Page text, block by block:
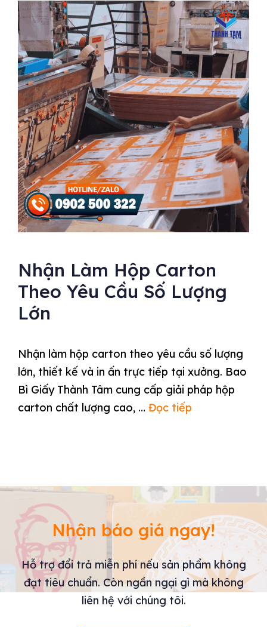
Nhận Làm Hộp Carton
Theo Yêu Cầu Số Lượng
Lớn
Nhận làm hộp carton theo yêu cầu số lượng
lớn, thiết kế và in ấn trực tiếp tại xưởng. Bao
Bì Giấy Thành Tâm cung cấp giải pháp hộp
carton chất lượng cao, … Đọc tiếp
Nhận báo giá ngay!
Hỗ trợ đổi trả miễn phí nếu sản phẩm không
đạt tiêu chuẩn. Còn ngần ngại gì mà không
liên hệ với chúng tôi.